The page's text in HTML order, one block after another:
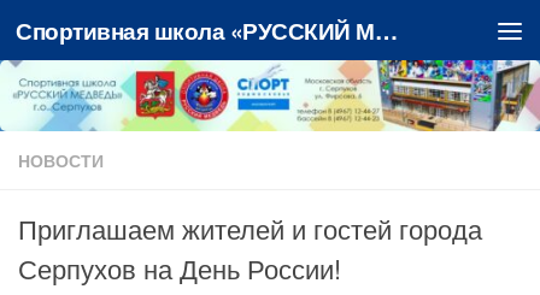
Перейти к содержимому Спортивная школа «РУССКИЙ МЕДВЕДЬ»
НОВОСТИ
Приглашаем жителей и гостей города
Серпухов на День России!